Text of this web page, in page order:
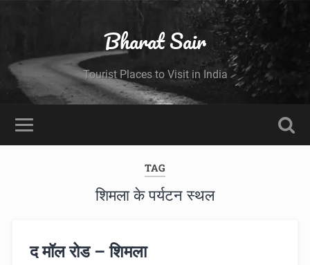
Bharat Sair
Tourist Places to Visit in India
TAG
शिमला के पर्यटन स्थल
द मॉल रोड – शिमला